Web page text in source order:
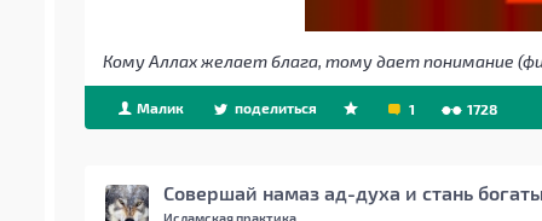
Малик поделиться 1 1728
Совершай намаз ад-духа и стань